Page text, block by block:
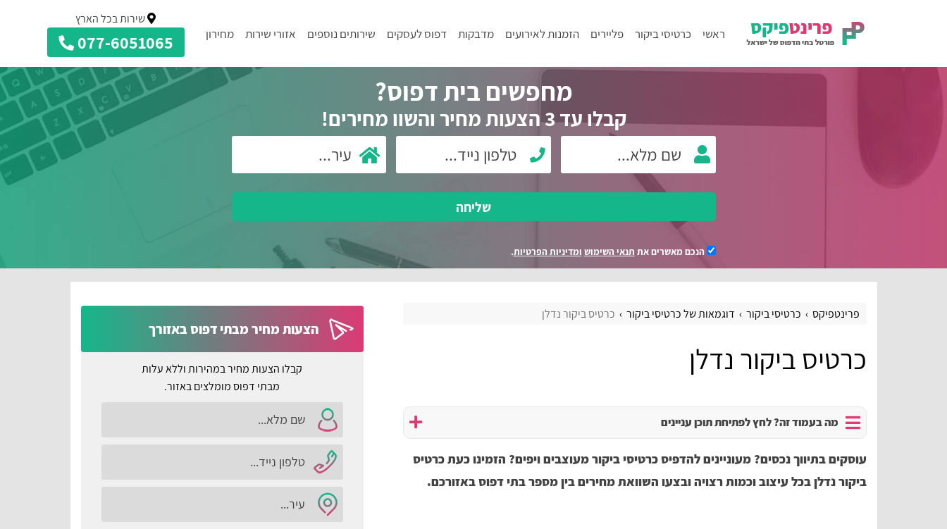
ראשי כרטיסי ביקור פליירים הזמנות לאירועים מדבקות דפוס לעסקים שירותים נוספים אזורי שירות מחירון
שירות בכל הארץ
077-6051065
מחפשים בית דפוס?
קבלו עד 3 הצעות מחיר והשוו מחירים!
שליחה
הנכם מאשרים את תנאי השימוש ומדיניות הפרטיות.
פרינטפיקס כרטיסי ביקור דוגמאות של כרטיסי ביקור כרטיס ביקור נדלן
כרטיס ביקור נדלן
מה בעמוד זה? לחץ לפתיחת תוכן עניינים
עוסקים בתיווך נכסים? מעוניינים להדפיס כרטיסי ביקור מעוצבים ויפים? הזמינו כעת כרטיס
ביקור נדלן בכל עיצוב וכמות רצויה ובצעו השוואת מחירים בין מספר בתי דפוס באזורכם.
הצעות מחיר מבתי דפוס באזורך
קבלו הצעות מחיר במהירות וללא עלות
מבתי דפוס מומלצים באזור.